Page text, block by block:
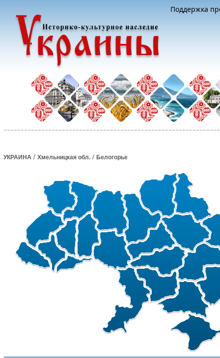
Поддержка
УКРАИНА / Хмельницкая обл. / Белогорье